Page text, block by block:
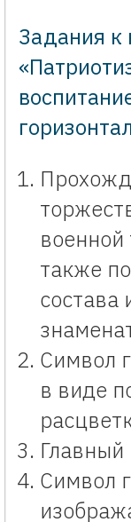
Задания к
военной
также
состава
Символ
в виде
Главный
Символ